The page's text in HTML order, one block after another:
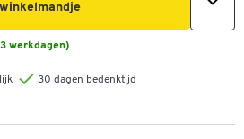
werkdagen)
30 dagen bedenktijd